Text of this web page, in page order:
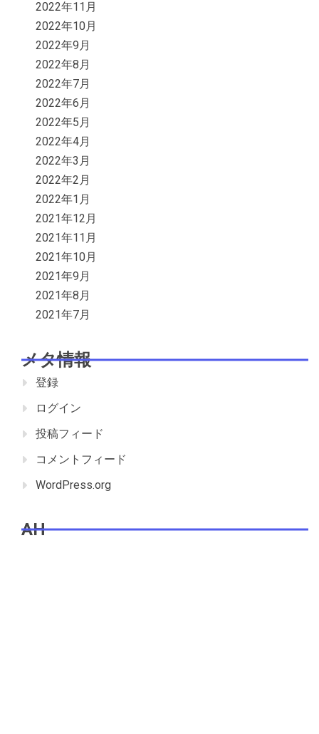
2022年11月
2022年10月
2022年9月
2022年8月
2022年7月
2022年6月
2022年5月
2022年4月
2022年3月
2022年2月
2022年1月
2021年12月
2021年11月
2021年10月
2021年9月
2021年8月
2021年7月
メタ情報
登録
ログイン
投稿フィード
コメントフィード
WordPress.org
AH